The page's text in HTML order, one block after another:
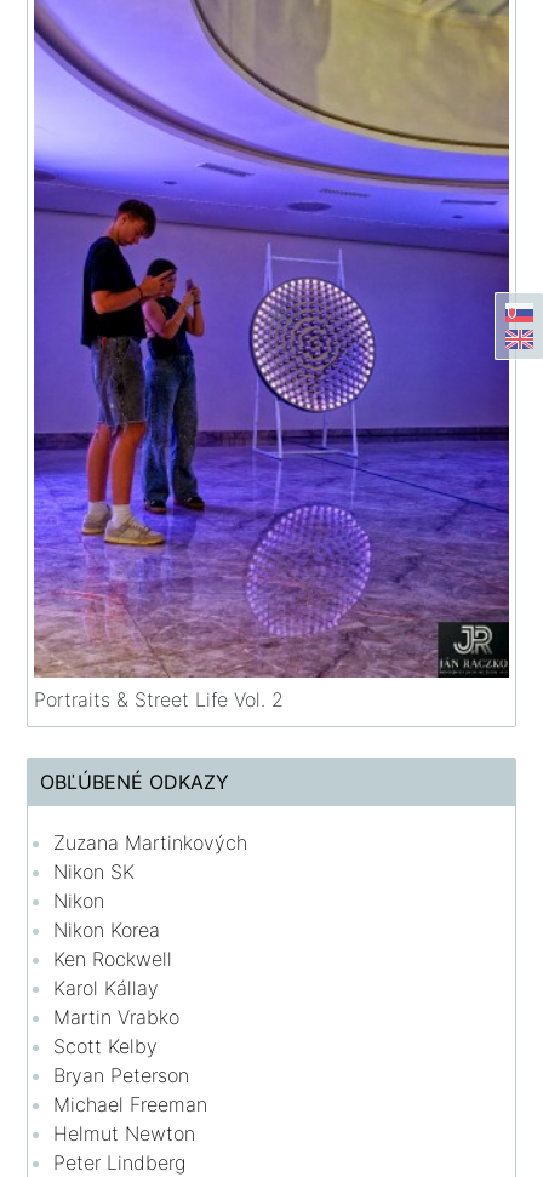
Portraits & Street Life Vol. 2
OBĽÚBENÉ ODKAZY
Zuzana Martinkových
Nikon SK
Nikon
Nikon Korea
Ken Rockwell
Karol Kállay
Martin Vrabko
Scott Kelby
Bryan Peterson
Michael Freeman
Helmut Newton
Peter Lindberg